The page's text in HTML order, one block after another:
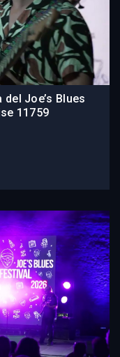
Joe’s Blues
11759